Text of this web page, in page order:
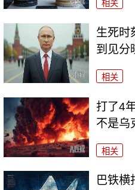
相关
生死时
到见分
相关
打了4
不是乌
相关
巴铁横